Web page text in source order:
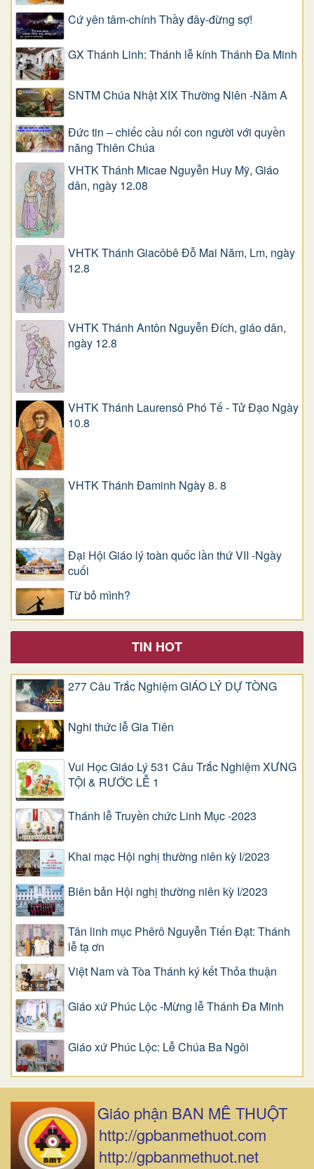
Cứ yên tâm-chính Thầy đây-đừng sợ!
GX Thánh Linh: Thánh lễ kính Thánh Đa Minh
SNTM Chúa Nhật XIX Thường Niên -Năm A
Đức tin – chiếc cầu nối con người với quyền
năng Thiên Chúa
VHTK Thánh Micae Nguyễn Huy Mỹ, Giáo
dân, ngày 12.08
VHTK Thánh Giacôbê Ðỗ Mai Năm, Lm, ngày
12.8
VHTK Thánh Antôn Nguyễn Ðích, giáo dân,
ngày 12.8
VHTK Thánh Laurensô Phó Tế - Tử Đạo Ngày
10.8
VHTK Thánh Đaminh Ngày 8. 8
Đại Hội Giáo lý toàn quốc lần thứ VII -Ngày
cuối
Từ bỏ mình?
TIN HOT
277 Câu Trắc Nghiệm GIÁO LÝ DỰ TÒNG
Nghi thức lễ Gia Tiên
Vui Học Giáo Lý 531 Câu Trắc Nghiệm XƯNG
TỘI & RƯỚC LỄ 1
Thánh lễ Truyền chức Linh Mục -2023
Khai mạc Hội nghị thường niên kỳ I/2023
Biên bản Hội nghị thường niên kỳ I/2023
Tân linh mục Phêrô Nguyễn Tiến Đạt: Thánh
lễ tạ ơn
Việt Nam và Tòa Thánh ký kết Thỏa thuận
Giáo xứ Phúc Lộc -Mừng lễ Thánh Đa Minh
Giáo xứ Phúc Lộc: Lễ Chúa Ba Ngôi
Giáo phận BAN MÊ THUỘT
http://gpbanmethuot.com
http://gpbanmethuot.net